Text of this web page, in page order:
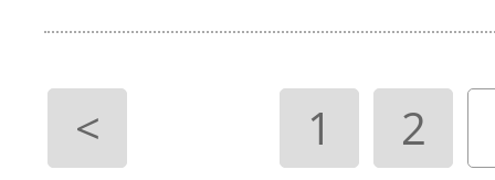
< 1 2